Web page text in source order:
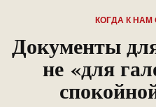
КОГДА К
Документы
не «для